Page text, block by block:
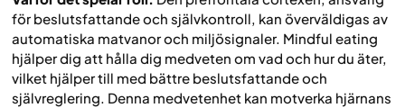
för beslutsfattande och självkontroll, kan överväldigas av
automatiska matvanor och miljösignaler. Mindful eating
hjälper dig att hålla dig medveten om vad och hur du äter,
vilket hjälper till med bättre beslutsfattande och
självreglering. Denna medvetenhet kan motverka hjärnans